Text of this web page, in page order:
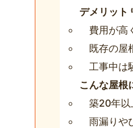
デメリット
費用が高
既存の屋
工事中は
こんな屋根
築20年以
雨漏りや